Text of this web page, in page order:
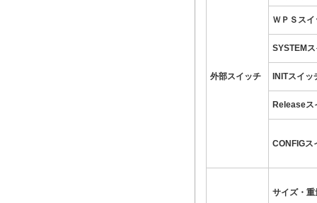
外部スイッチ
ＷＰＳスイ
SYSTEM
INITスイッ
Releaseス
CONFIGス
サイズ・重